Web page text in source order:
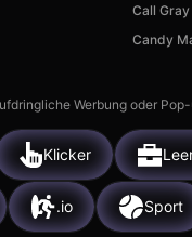
Call
Candy
Werbung oder
Klicker
.io Sport